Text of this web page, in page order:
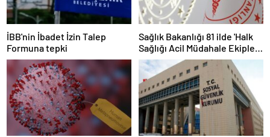
İBB'nin İbadet İzin Talep
Formuna tepki
Sağlık Bakanlığı 81 ilde 'Halk
Sağlığı Acil Müdahale Ekipleri'
kuruyor | Sağlık Haberleri